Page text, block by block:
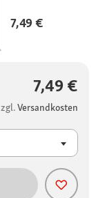
7,49 €
7,49 €
Versandkosten